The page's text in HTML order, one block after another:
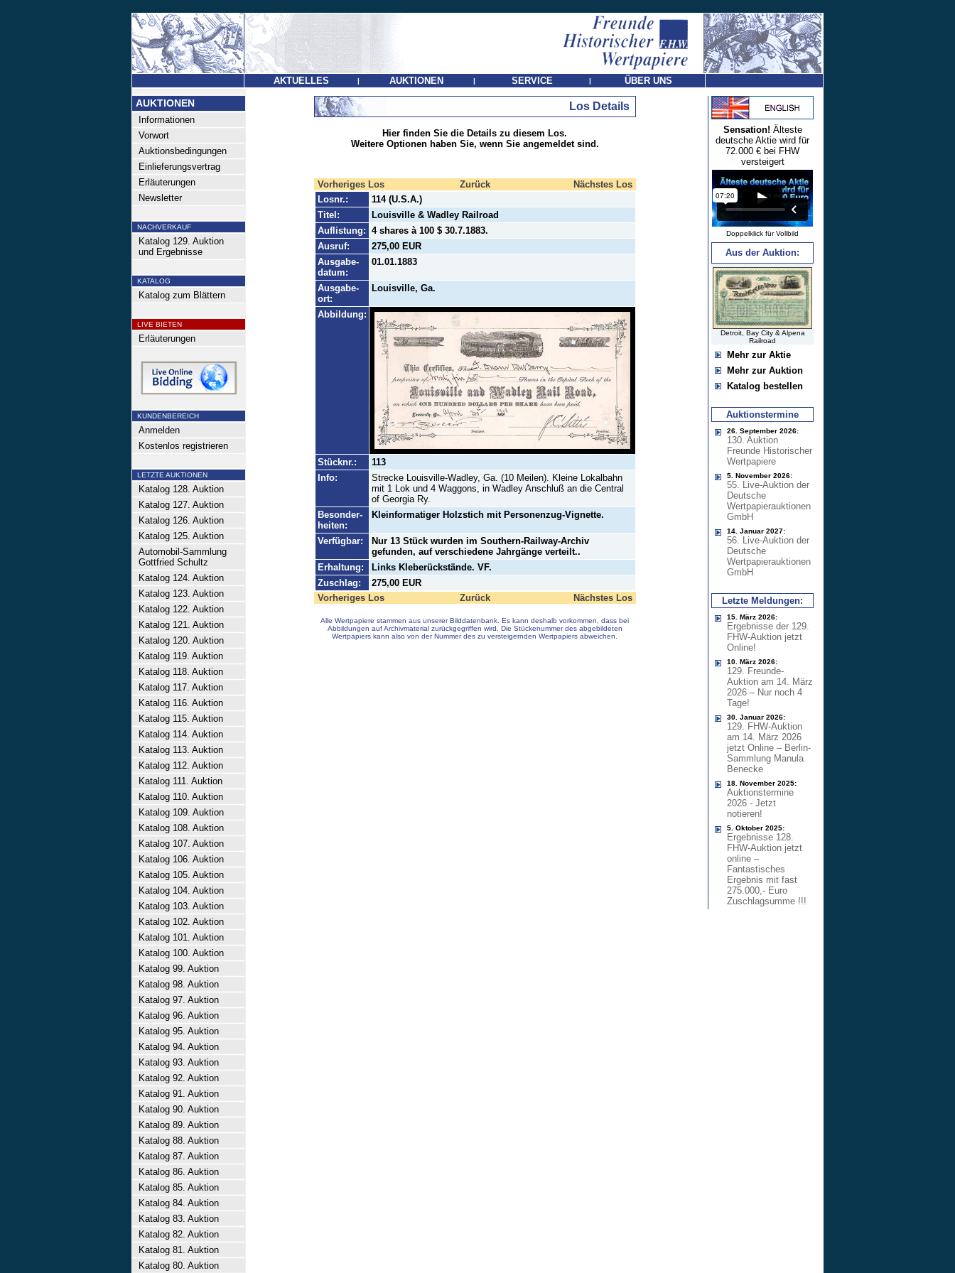
AKTUELLES | AUKTIONEN | SERVICE | ÜBER UNS
AUKTIONEN
Informationen
Vorwort
Auktionsbedingungen
Einlieferungsvertrag
Erläuterungen
Newsletter
NACHVERKAUF
Katalog 129. Auktion
und Ergebnisse
KATALOG
Katalog zum Blättern
LIVE BIETEN
Erläuterungen
KUNDENBEREICH
Anmelden
Kostenlos registrieren
LETZTE AUKTIONEN
Katalog 128. Auktion
Katalog 127. Auktion
Katalog 126. Auktion
Katalog 125. Auktion
Automobil-Sammlung
Gottfried Schultz
Katalog 124. Auktion
Katalog 123. Auktion
Katalog 122. Auktion
Katalog 121. Auktion
Katalog 120. Auktion
Katalog 119. Auktion
Katalog 118. Auktion
Katalog 117. Auktion
Katalog 116. Auktion
Katalog 115. Auktion
Katalog 114. Auktion
Katalog 113. Auktion
Katalog 112. Auktion
Katalog 111. Auktion
Katalog 110. Auktion
Katalog 109. Auktion
Katalog 108. Auktion
Katalog 107. Auktion
Katalog 106. Auktion
Katalog 105. Auktion
Katalog 104. Auktion
Katalog 103. Auktion
Katalog 102. Auktion
Katalog 101. Auktion
Katalog 100. Auktion
Katalog 99. Auktion
Katalog 98. Auktion
Katalog 97. Auktion
Katalog 96. Auktion
Katalog 95. Auktion
Katalog 94. Auktion
Katalog 93. Auktion
Katalog 92. Auktion
Katalog 91. Auktion
Katalog 90. Auktion
Katalog 89. Auktion
Katalog 88. Auktion
Katalog 87. Auktion
Katalog 86. Auktion
Katalog 85. Auktion
Katalog 84. Auktion
Katalog 83. Auktion
Katalog 82. Auktion
Katalog 81. Auktion
Katalog 80. Auktion
Los Details
Hier finden Sie die Details zu diesem Los.
Weitere Optionen haben Sie, wenn Sie angemeldet sind.
Vorheriges Los Zurück
Nächstes Los
Losnr.:
114 (U.S.A.)
Titel:
Louisville & Wadley Railroad
Auflistung: 4 shares à 100 $ 30.7.1883.
Ausruf:
275,00 EUR
Ausgabe-
datum:
01.01.1883
Ausgabe-
ort:
Louisville, Ga.
Abbildung:
Stücknr.:
113
Info:
Strecke Louisville-Wadley, Ga. (10 Meilen). Kleine Lokalbahn
mit 1 Lok und 4 Waggons, in Wadley Anschluß an die Central
of Georgia Ry.
Besonder-
heiten:
Kleinformatiger Holzstich mit Personenzug-Vignette.
Verfügbar:
Nur 13 Stück wurden im Southern-Railway-Archiv
gefunden, auf verschiedene Jahrgänge verteilt..
Erhaltung:
Links Kleberückstände. VF.
Zuschlag:
275,00 EUR
Vorheriges Los
Zurück Nächstes Los
Alle Wertpapiere stammen aus unserer Bilddatenbank. Es kann deshalb vorkommen, dass bei
Abbildungen auf Archivmaterial zurückgegriffen wird. Die Stückenummer des abgebildeten
Wertpapiers kann also von der Nummer des zu versteigernden Wertpapiers abweichen.
Sensation! Älteste
deutsche Aktie wird für
72.000 € bei FHW
versteigert
Doppelklick für Vollbild
Aus der Auktion:
Detroit, Bay City & Alpena
Railroad
Mehr zur Aktie
Mehr zur Auktion
Katalog bestellen
Auktionstermine
26. September 2026:
130. Auktion
Freunde Historischer
Wertpapiere
5. November 2026:
55. Live-Auktion der
Deutsche
Wertpapierauktionen
GmbH
14. Januar 2027:
56. Live-Auktion der
Deutsche
Wertpapierauktionen
GmbH
Letzte Meldungen:
15. März 2026:
Ergebnisse der 129.
FHW-Auktion jetzt
Online!
10. März 2026:
129. Freunde-
Auktion am 14. März
2026 – Nur noch 4
Tage!
30. Januar 2026:
129. FHW-Auktion
am 14. März 2026
jetzt Online – Berlin-
Sammlung Manula
Benecke
18. November 2025:
Auktionstermine
2026 - Jetzt
notieren!
5. Oktober 2025:
Ergebnisse 128.
FHW-Auktion jetzt
online –
Fantastisches
Ergebnis mit fast
275.000,- Euro
Zuschlagsumme !!!